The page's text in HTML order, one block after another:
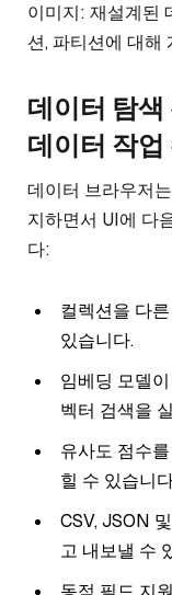
이미지: 재설계된
션, 파티션에 대해
데이터 탐
데이터 작업
데이터 브라우저
지하면서 UI에 다
다:
컬렉션을 다
있습니다.
임베딩 모델
벡터 검색을
유사도 점수
힐 수 있습니
CSV, JSON
고 내보낼 수